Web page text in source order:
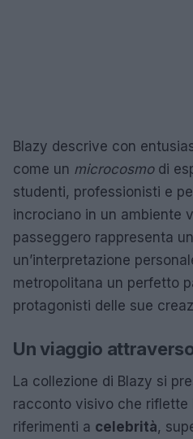
Blazy descrive con
come un microcosmodi
studenti, professionisti e
incrociano in un ambiente
passeggero rappresenta
un’interpretazione
metropolitana un perfetto
protagonisti delle sue
Un viaggio
La collezione di Blazy si
racconto visivo che riflette
riferimenti a celebrità,